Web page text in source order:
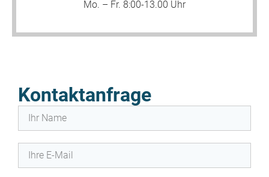
Mo. – Fr. 8:00-13.00 Uhr
Kontaktanfrage